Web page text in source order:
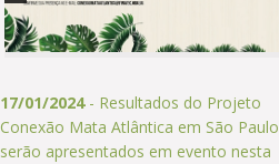
17/01/2024- Resultados do Projeto
Conexão Mata Atlântica em São Paulo
serão apresentados em evento nesta